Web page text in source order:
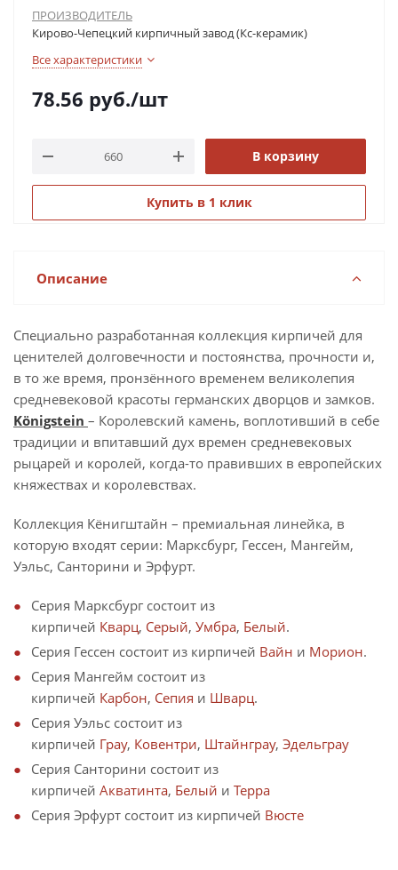
ПРОИЗВОДИТЕЛЬ
Кирово-Чепецкий кирпичный завод (Кс-керамик)
Все характеристики
78.56 руб./шт
В корзину
Купить в 1 клик
Описание
Специально разработанная коллекция кирпичей для
ценителей долговечности и постоянства, прочности и,
в то же время, пронзённого временем великолепия
средневековой красоты германских дворцов и замков.
Königstein – Королевский камень, воплотивший в себе
традиции и впитавший дух времен средневековых
рыцарей и королей, когда-то правивших в европейских
княжествах и королевствах.
Коллекция Кёнигштайн – премиальная линейка, в
которую входят серии: Марксбург, Гессен, Мангейм,
Уэльс, Санторини и Эрфурт.
Серия Марксбург состоит из
кирпичей Кварц, Серый, Умбра, Белый.
Серия Гессен состоит из кирпичей Вайн и Морион.
Серия Мангейм состоит из
кирпичей Карбон, Сепия и Шварц.
Серия Уэльс состоит из
кирпичей Грау, Ковентри, Штайнграу, Эдельграу
Серия Санторини состоит из
кирпичей Акватинта, Белый и Терра
Серия Эрфурт состоит из кирпичей Вюсте